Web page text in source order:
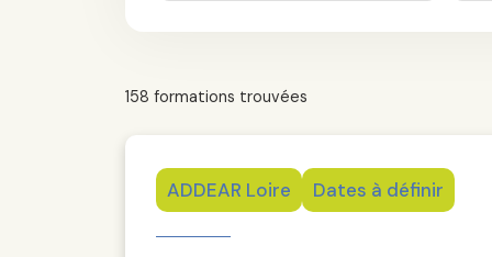
158 formations trouvées
ADDEAR Loire Dates à définir